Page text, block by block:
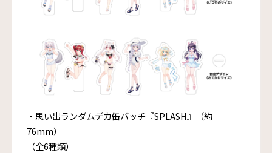
・思い出ランダムデカ缶バッチ『SPLASH』（約
76mm）
（全6種類）